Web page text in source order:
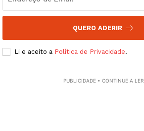
QUERO ADERIR
Li e aceito a Política de Privacidade.
PUBLICIDADE • CONTINUE A LER